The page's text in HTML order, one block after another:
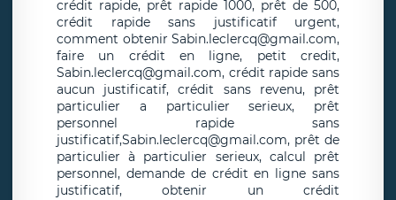
crédit rapide, prêt rapide 1000, prêt de 500,
crédit rapide sans justificatif urgent,
comment obtenir Sabin.leclercq@gmail.com,
faire un crédit en ligne, petit credit,
Sabin.leclercq@gmail.com, crédit rapide sans
aucun justificatif, crédit sans revenu, prêt
particulier a particulier serieux, prêt
personnel rapide sans
justificatif,Sabin.leclercq@gmail.com, prêt de
particulier à particulier serieux, calcul prêt
personnel, demande de crédit en ligne sans
justificatif, obtenir un crédit